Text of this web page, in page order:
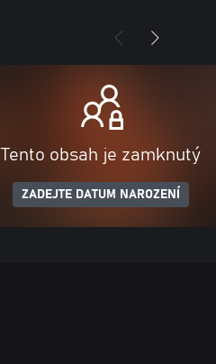
Tento obsah je zamknutý
ZADEJTE DATUM NAROZENÍ